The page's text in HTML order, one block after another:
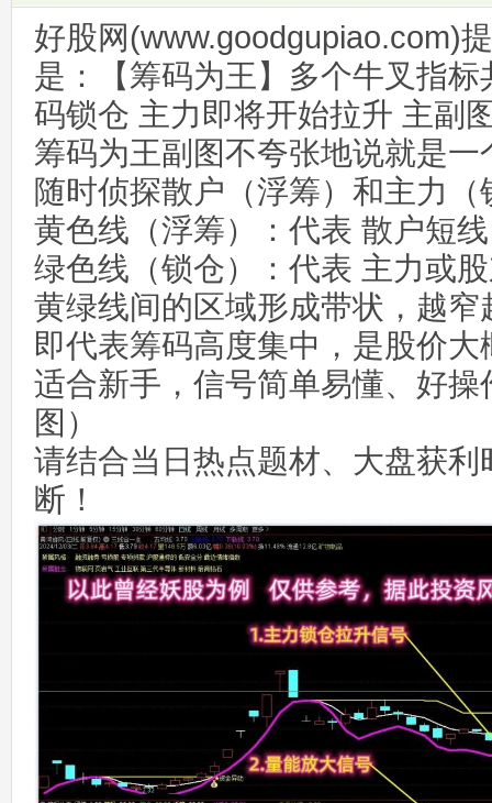
好股网(www.goodgupiao.com)
是：【筹码为王】多个牛叉指
码锁仓 主力即将开始拉升 主副
筹码为王副图不夸张地说就是一
随时侦探散户（浮筹）和主力（
黄色线（浮筹）：代表 散户短
绿色线（锁仓）：代表 主力或
黄绿线间的区域形成带状，越窄
即代表筹码高度集中，是股价大
适合新手，信号简单易懂、好
图）
请结合当日热点题材、大盘获
断！